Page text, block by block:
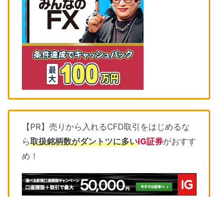
【PR】売りから入れるCFD取引をはじめるな
ら取扱銘柄数がダントツに多いIG証券がおすす
め！